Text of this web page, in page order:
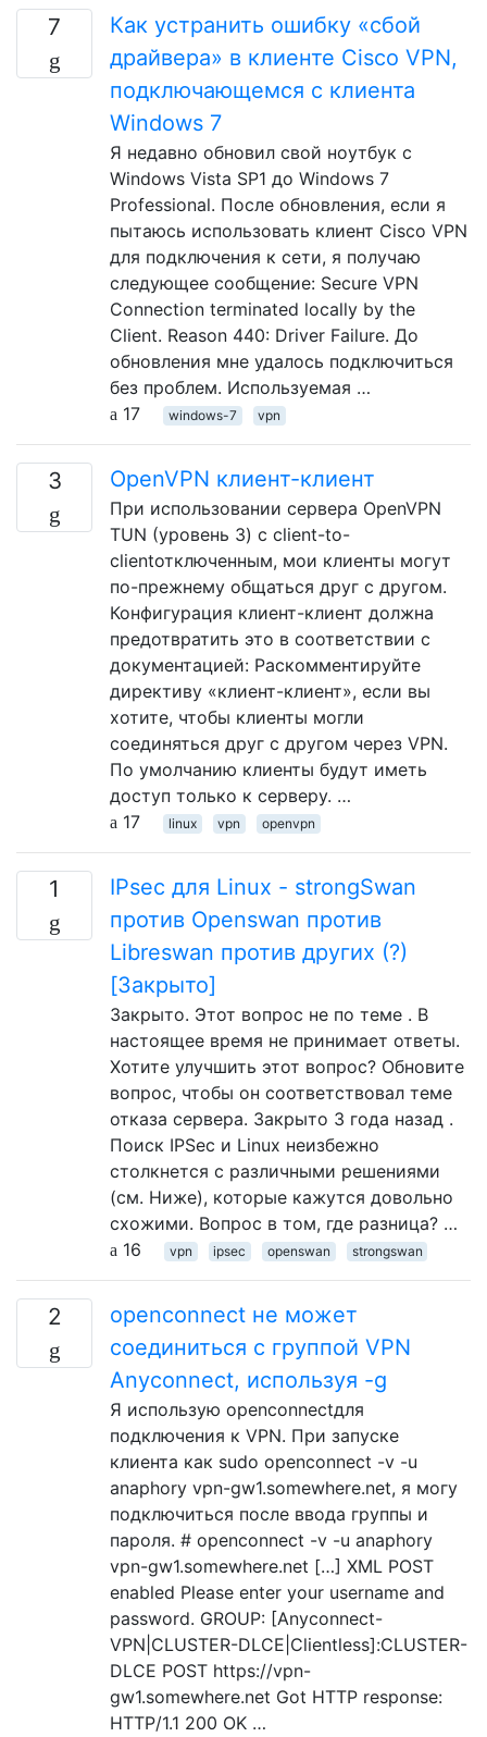
7
Как устранить ошибку «сбой
драйвера» в клиенте Cisco VPN,
подключающемся с клиента
Windows 7
Я недавно обновил свой ноутбук с
Windows Vista SP1 до Windows 7
Professional. После обновления, если я
пытаюсь использовать клиент Cisco VPN
для подключения к сети, я получаю
следующее сообщение: Secure VPN
Connection terminated locally by the
Client. Reason 440: Driver Failure. До
обновления мне удалось подключиться
без проблем. Используемая …
17
windows-7 vpn
3 OpenVPN клиент-клиент
При использовании сервера OpenVPN
TUN (уровень 3) с client-to-
clientотключенным, мои клиенты могут
по-прежнему общаться друг с другом.
Конфигурация клиент-клиент должна
предотвратить это в соответствии с
документацией: Раскомментируйте
директиву «клиент-клиент», если вы
хотите, чтобы клиенты могли
соединяться друг с другом через VPN.
По умолчанию клиенты будут иметь
доступ только к серверу. …
17
linux vpn openvpn
1
IPsec для Linux - strongSwan
против Openswan против
Libreswan против других (?)
[Закрыто]
Закрыто. Этот вопрос не по теме . В
настоящее время не принимает ответы.
Хотите улучшить этот вопрос? Обновите
вопрос, чтобы он соответствовал теме
отказа сервера. Закрыто 3 года назад .
Поиск IPSec и Linux неизбежно
столкнется с различными решениями
(см. Ниже), которые кажутся довольно
схожими. Вопрос в том, где разница? …
16
vpn ipsec openswan strongswan
2
openconnect не может
соединиться с группой VPN
Anyconnect, используя -g
Я использую openconnectдля
подключения к VPN. При запуске
клиента как sudo openconnect -v -u
anaphory vpn-gw1.somewhere.net, я могу
подключиться после ввода группы и
пароля. # openconnect -v -u anaphory
vpn-gw1.somewhere.net […] XML POST
enabled Please enter your username and
password. GROUP: [Anyconnect-
VPN|CLUSTER-DLCE|Clientless]:CLUSTER-
DLCE POST https://vpn-
gw1.somewhere.net Got HTTP response:
HTTP/1.1 200 OK …